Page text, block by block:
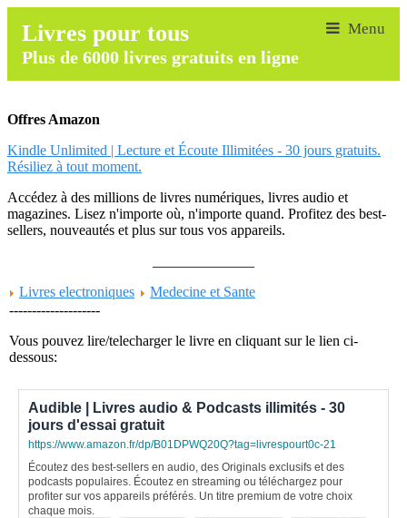
Livres pour tous
Plus de 6000 livres gratuits en ligne
Offres Amazon
Kindle Unlimited | Lecture et Écoute Illimitées - 30 jours gratuits.
Résiliez à tout moment.
Accédez à des millions de livres numériques, livres audio et
magazines. Lisez n'importe où, n'importe quand. Profitez des best-
sellers, nouveautés et plus sur tous vos appareils.
Livres electroniques
Medecine et Sante
--------------------
Vous pouvez lire/telecharger le livre en cliquant sur le lien ci-
dessous:
Audible | Livres audio & Podcasts illimités - 30
jours d'essai gratuit
https://www.amazon.fr/dp/B01DPWQ20Q?tag=livrespourt0c-21
Écoutez des best-sellers en audio, des Originals exclusifs et des
podcasts populaires. Écoutez en streaming ou téléchargez pour
profiter sur vos appareils préférés. Un titre premium de votre choix
chaque mois.